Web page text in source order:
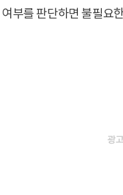
부를 판단하면 불필요